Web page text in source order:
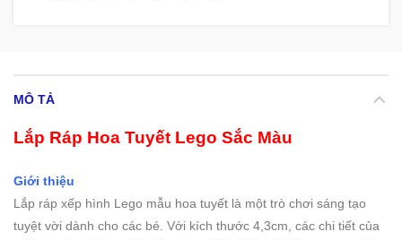
MÔ TẢ
Lắp Ráp Hoa Tuyết Lego Sắc Màu
Giới thiệu
Lắp ráp xếp hình Lego mẫu hoa tuyết là một trò chơi sáng tạo
tuyệt vời dành cho các bé. Với kích thước 4,3cm, các chi tiết của